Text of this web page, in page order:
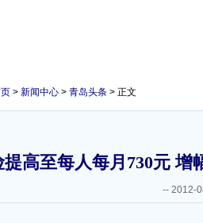
> 新闻中心 > 青岛头条 > 正文
高至每人每月730元 增
-- 2012-